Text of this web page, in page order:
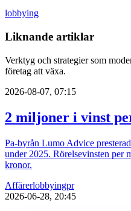
lobbying
Liknande artiklar
Verktyg och strategier som
företag att växa.
2026-08-07, 07:15
2 miljoner i vinst
Pa-byrån Lumo Advice
under 2025. Rörelsevinsten per
kronor.
Affärerlobbyingpr
2026-06-28, 20:45